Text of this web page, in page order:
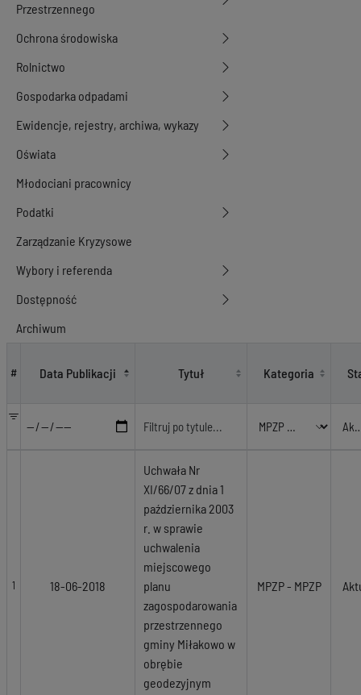
Przestrzennego
Ochrona środowiska
Rolnictwo
Gospodarka odpadami
Ewidencje, rejestry, archiwa, wykazy
Oświata
Młodociani pracownicy
Podatki
Zarządzanie Kryzysowe
Wybory i referenda
Dostępność
Archiwum
# Data Publikacji Tytuł Kategoria
1 18-06-2018
Uchwała Nr
XI/66/07 z dnia 1
października 2003
r. w sprawie
uchwalenia
miejscowego
planu
zagospodarowania
przestrzennego
gminy Miłakowo w
obrębie
geodezyjnym
MPZP - MPZP